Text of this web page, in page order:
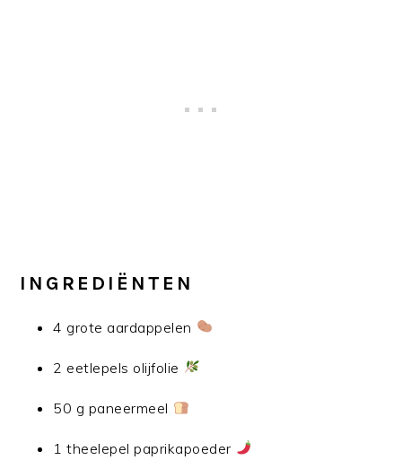
INGREDIËNTEN
4 grote aardappelen
2 eetlepels olijfolie
50 g paneermeel
1 theelepel paprikapoeder